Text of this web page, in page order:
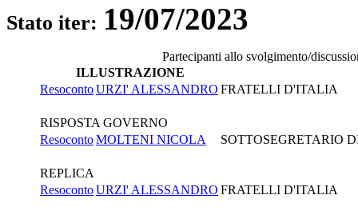
Stato iter: 19/07/2023
Partecipanti allo svolgimento/
ILLUSTRAZIONE
ResocontoURZI' ALESSANDRO FRATELLI D'ITALIA
RISPOSTA GOVERNO
ResocontoMOLTENI NICOLA SOTTOSEGRETARIO
REPLICA
ResocontoURZI' ALESSANDRO FRATELLI D'ITALIA